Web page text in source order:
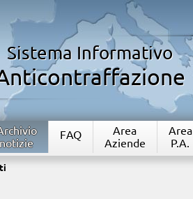
Sistema Informativo
notizie
FAQ
Area
Aziende
Area
P.A.